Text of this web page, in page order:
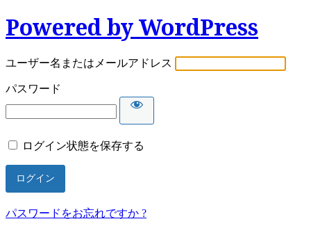
Powered by WordPress
ユーザー名またはメールアドレス
パスワード
ログイン状態を保存する
パスワードをお忘れですか ?